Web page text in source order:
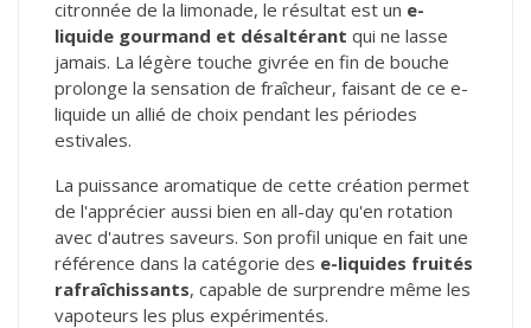
citronnée de la limonade, le résultat est un e-
liquide gourmand et désaltérant qui ne lasse
jamais. La légère touche givrée en fin de bouche
prolonge la sensation de fraîcheur, faisant de ce e-
liquide un allié de choix pendant les périodes
estivales.
La puissance aromatique de cette création permet
de l'apprécier aussi bien en all-day qu'en rotation
avec d'autres saveurs. Son profil unique en fait une
référence dans la catégorie des e-liquides fruités
rafraîchissants, capable de surprendre même les
vapoteurs les plus expérimentés.